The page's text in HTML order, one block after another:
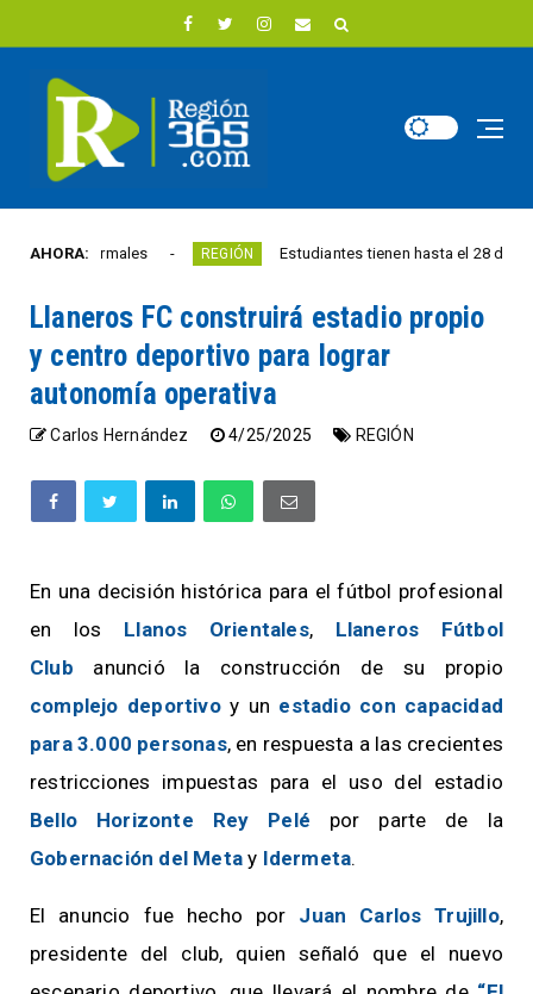
AHORA:
informales REGIÓN Estudiantes tienen hasta el 28 de agosto
Llaneros FC construirá estadio propio
y centro deportivo para lograr
autonomía operativa
Carlos Hernández 4/25/2025 REGIÓN
En una decisión histórica para el fútbol profesional
en los Llanos Orientales, Llaneros Fútbol
Club anunció la construcción de su propio
complejo deportivoy un estadio con capacidad
para 3.000 personas, en respuesta a las crecientes
restricciones impuestas para el uso del estadio
Bello Horizonte Rey Pelé por parte de la
Gobernación del Meta y Idermeta.
El anuncio fue hecho por Juan Carlos Trujillo,
presidente del club, quien señaló que el nuevo